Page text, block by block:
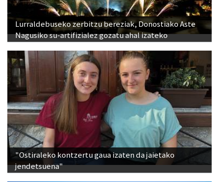
Lurraldebuseko zerbitzu bereziak, Donostiako Aste
Nagusiko su-artifizialez gozatu ahal izateko
"Ostiraleko kontzertu gaua izaten da jaietako
jendetsuena"